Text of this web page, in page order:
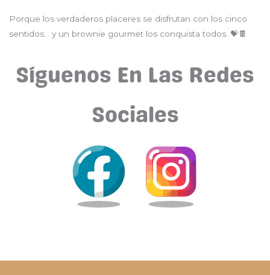
Porque los verdaderos placeres se disfrutan con los cinco
sentidos… y un brownie gourmet los conquista todos. 💝🍫
Síguenos En Las Redes
Sociales